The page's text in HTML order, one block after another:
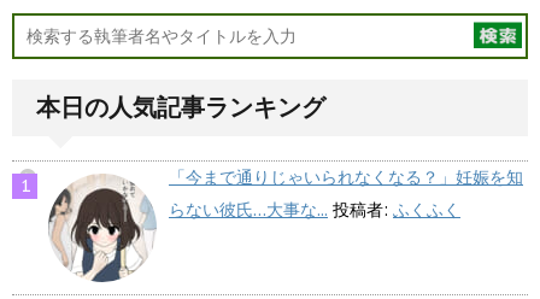
本日の人気記事ランキング
「今まで通りじゃいられなくなる？」妊娠を知
らない彼氏…大事な... 投稿者: ふくふく